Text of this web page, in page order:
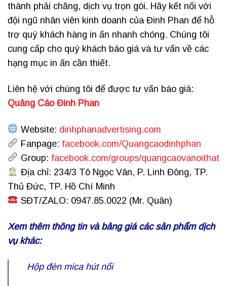
thành phải chăng, dịch vụ trọn gói. Hãy kết nối với
đội ngũ nhân viên kinh doanh của Đinh Phan để hỗ
trợ quý khách hàng in ấn nhanh chóng. Chúng tôi
cung cấp cho quý khách báo giá và tư vấn về các
hạng mục in ấn cần thiết.
Liên hệ với chúng tôi để được tư vấn báo giá:
Quảng Cáo Đinh Phan
Website: dinhphanadvertising.com
Fanpage: facebook.com/Quangcaodinhphan
Group: facebook.com/groups/quangcaovanoithat
Địa chỉ: 234/3 Tô Ngọc Vân, P. Linh Đông, TP.
Thủ Đức, TP. Hồ Chí Minh
SĐT/ZALO: 0947.85.0022 (Mr. Quân)
Xem thêm thông tin và bảng giá các sản phẩm dịch
vụ khác:
Hộp đèn mica hút nổi